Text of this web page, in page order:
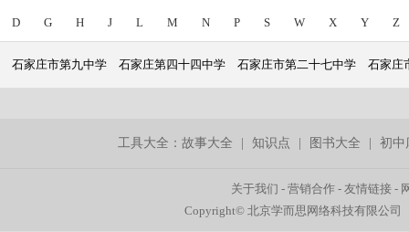
D G H J L M N P S W X Y Z
石家庄市第九中学 石家庄第四十四中学 石家庄市第二十七中学 石家庄
工具大全：故事大全 |知识点 图书大全 |初中
关于我们 -营销合作 -友情链接 -
Copyright© 北京学而思网络科技有限公司